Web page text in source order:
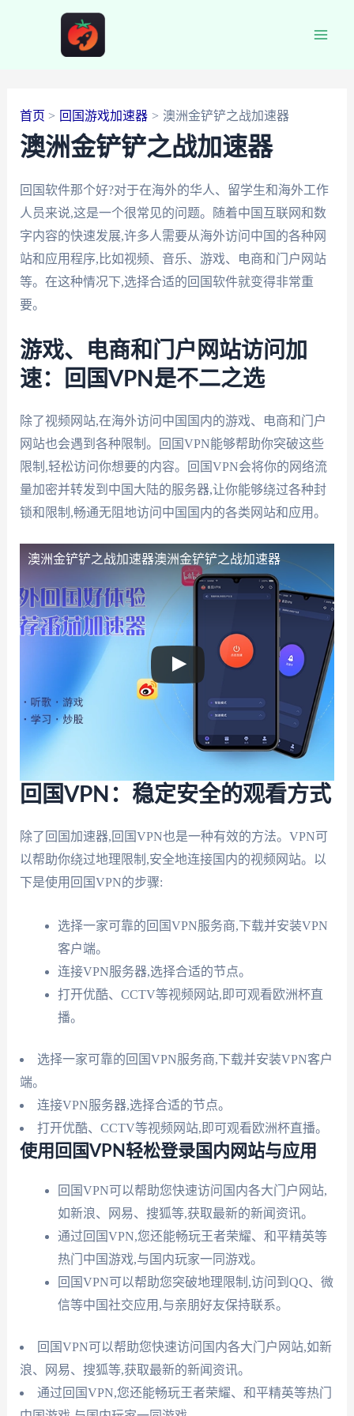
首页 回国游戏加速器 澳洲金铲铲之战加速器
澳洲金铲铲之战加速器
回国软件那个好?对于在海外的华人、留学生和海外工作
人员来说,这是一个很常见的问题。随着中国互联网和数
字内容的快速发展,许多人需要从海外访问中国的各种网
站和应用程序,比如视频、音乐、游戏、电商和门户网站
等。在这种情况下,选择合适的回国软件就变得非常重
要。
游戏、电商和门户网站访问加
速：回国VPN是不二之选
除了视频网站,在海外访问中国国内的游戏、电商和门户
网站也会遇到各种限制。回国VPN能够帮助你突破这些
限制,轻松访问你想要的内容。回国VPN会将你的网络流
量加密并转发到中国大陆的服务器,让你能够绕过各种封
锁和限制,畅通无阻地访问中国国内的各类网站和应用。
澳洲金铲铲之战加速器澳洲金铲铲之战加速器
回国VPN：稳定安全的观看方式
除了回国加速器,回国VPN也是一种有效的方法。VPN可
以帮助你绕过地理限制,安全地连接国内的视频网站。以
下是使用回国VPN的步骤:
选择一家可靠的回国VPN服务商,下载并安装VPN
客户端。
连接VPN服务器,选择合适的节点。
打开优酷、CCTV等视频网站,即可观看欧洲杯直
播。
选择一家可靠的回国VPN服务商,下载并安装VPN客户
端。
连接VPN服务器,选择合适的节点。
打开优酷、CCTV等视频网站,即可观看欧洲杯直播。
使用回国VPN轻松登录国内网站与应用
回国VPN可以帮助您快速访问国内各大门户网站,
如新浪、网易、搜狐等,获取最新的新闻资讯。
通过回国VPN,您还能畅玩王者荣耀、和平精英等
热门中国游戏,与国内玩家一同游戏。
回国VPN可以帮助您突破地理限制,访问到QQ、微
信等中国社交应用,与亲朋好友保持联系。
回国VPN可以帮助您快速访问国内各大门户网站,如新
浪、网易、搜狐等,获取最新的新闻资讯。
通过回国VPN,您还能畅玩王者荣耀、和平精英等热门